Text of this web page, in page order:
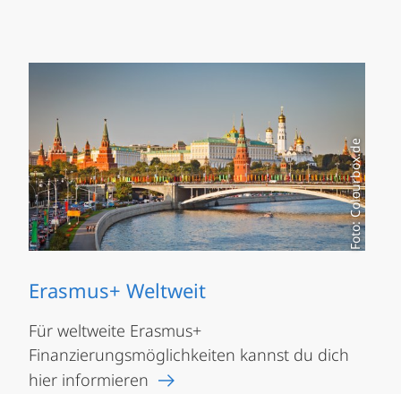
Foto: Colourbox.de
Erasmus+ Weltweit
Für weltweite Erasmus+
Finanzierungsmöglichkeiten kannst du dich
hier informieren